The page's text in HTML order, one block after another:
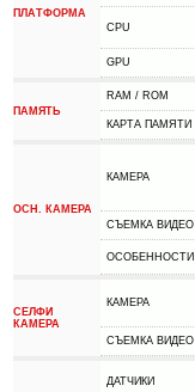
ПЛАТФОРМА
CPU
GPU
ПАМЯТЬ
RAM / ROM
КАРТА ПАМЯТИ
ОСН. КАМЕРА
КАМЕРА
СЪЕМКА ВИДЕО
ОСОБЕННОСТИ
СЕЛФИ
КАМЕРА
КАМЕРА
СЪЕМКА ВИДЕО
ДАТЧИКИ